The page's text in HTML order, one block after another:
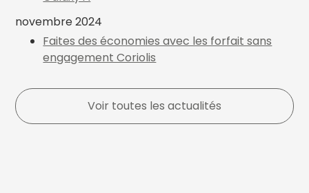
novembre 2024
Faites des économies avec les forfait sans
engagement Coriolis
Voir toutes les actualités